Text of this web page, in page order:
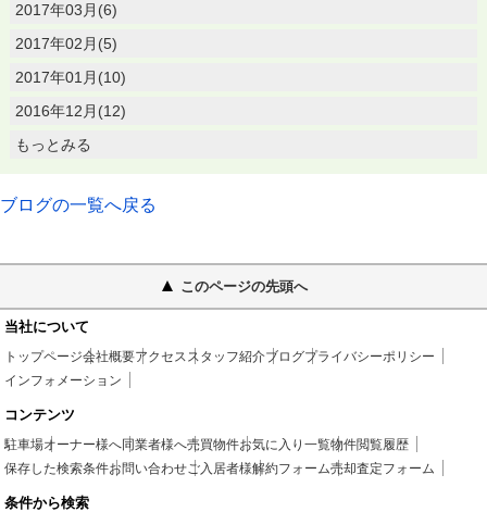
2017年03月(6)
2017年02月(5)
2017年01月(10)
2016年12月(12)
もっとみる
ブログの一覧へ戻る
このページの先頭へ
当社について
トップページ会社概要アクセス スタッフ紹介ブログプライバシーポリシー
インフォメーション
コンテンツ
駐車場オーナー様へ同業者様へ売買物件お気に入り一覧物件閲覧履歴
保存した検索条件お問い合わせご入居者様解約フォーム売却査定フォーム
条件から検索